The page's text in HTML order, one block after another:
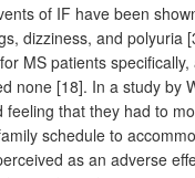
of IF have been
dizziness, and polyuria
MS patients
none [18]. In a study by
that they had to
schedule to
as an adverse